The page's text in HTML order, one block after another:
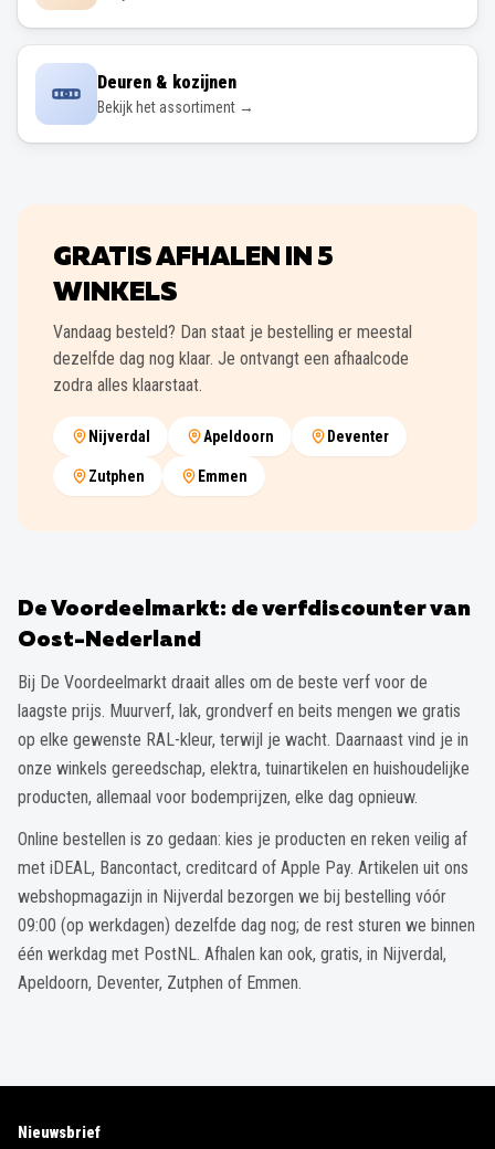
Deuren & kozijnen
Bekijk het assortiment →
GRATIS AFHALEN IN 5
WINKELS
Vandaag besteld? Dan staat je bestelling er meestal
dezelfde dag nog klaar. Je ontvangt een afhaalcode
zodra alles klaarstaat.
Nijverdal Apeldoorn Deventer
Zutphen Emmen
De Voordeelmarkt: de verfdiscounter van
Oost-Nederland
Bij De Voordeelmarkt draait alles om de beste verf voor de
laagste prijs. Muurverf, lak, grondverf en beits mengen we gratis
op elke gewenste RAL-kleur, terwijl je wacht. Daarnaast vind je in
onze winkels gereedschap, elektra, tuinartikelen en huishoudelijke
producten, allemaal voor bodemprijzen, elke dag opnieuw.
Online bestellen is zo gedaan: kies je producten en reken veilig af
met iDEAL, Bancontact, creditcard of Apple Pay. Artikelen uit ons
webshopmagazijn in Nijverdal bezorgen we bij bestelling vóór
09:00 (op werkdagen) dezelfde dag nog; de rest sturen we binnen
één werkdag met PostNL. Afhalen kan ook, gratis, in Nijverdal,
Apeldoorn, Deventer, Zutphen of Emmen.
Nieuwsbrief